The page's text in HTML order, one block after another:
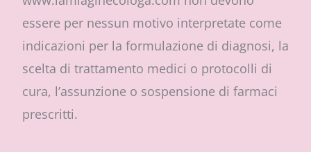
essere per nessun motivo interpretate come
indicazioni per la formulazione di diagnosi, la
scelta di trattamento medici o protocolli di
cura, l’assunzione o sospensione di farmaci
prescritti.